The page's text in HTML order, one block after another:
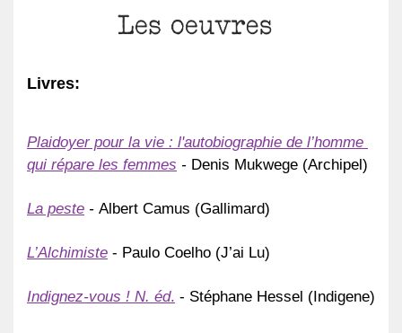
Livres:
Plaidoyer pour la vie : l'autobiographie de l’homme
qui répare les femmes - Denis Mukwege (Archipel)
La peste - Albert Camus (Gallimard)
L’Alchimiste - Paulo Coelho (J’ai Lu)
Indignez-vous ! N. éd. - Stéphane Hessel (Indigene)